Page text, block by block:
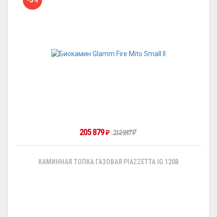
205 879₽ 212 247₽
КАМИННАЯ ТОПКА ГАЗОВАЯ PIAZZETTA IG 120B